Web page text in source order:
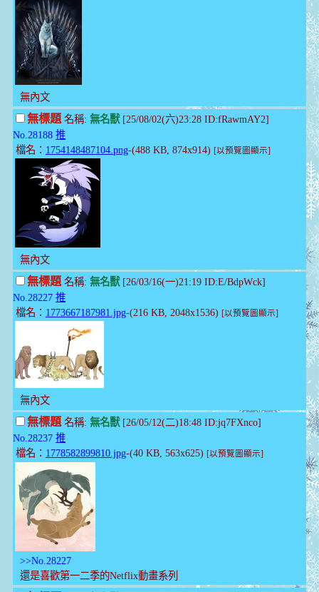
無內文
無標題名稱: 無名獸[25/08/02(六)23:28 ID:fRawmAY2]
No.28188 推
檔名： 1754148487104.png-(488 KB, 874x914) [以預覽圖顯示]
無內文
無標題名稱: 無名獸[26/03/16(一)21:19 ID:E/BdpWck]
No.28227 推
檔名： 1773667187981.jpg-(216 KB, 2048x1536) [以預覽圖顯示]
無內文
無標題名稱: 無名獸[26/05/12(二)18:48 ID:jq7FXnco]
No.28237 推
檔名： 1778582899810.jpg-(40 KB, 563x625) [以預覽圖顯示]
>>No.28227
還是喜歡第一二季的Netflix動畫系列